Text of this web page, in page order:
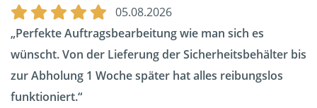
05.08.2026
Perfekte Auftragsbearbeitung wie man sich es
wünscht. Von der Lieferung der Sicherheitsbehälter bis
zur Abholung 1 Woche später hat alles reibungslos
funktioniert.